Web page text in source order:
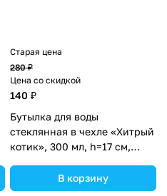
Старая цена
280 ₽
Цена со скидкой
140 ₽
Бутылка для воды
стеклянная в чехле «Хитрый
котик», 300 мл, h=17 см,
В корзину